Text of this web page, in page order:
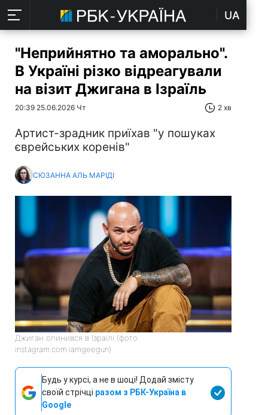
UA
"Неприйнятно та аморально".
В Україні різко відреагували
на візит Джигана в Ізраїль
20:39 25.06.2026 Чт 2 хв
Артист-зрадник приїхав "у пошуках
єврейських коренів"
СЮЗАННА АЛЬ МАРІДІ
Джиган опинився в Ізраїлі (фото:
instagram.com.iamgeegun)
Будь у курсі, а не в шоці! Додай змісту
своїй стрічці разом з РБК-Україна в
Google